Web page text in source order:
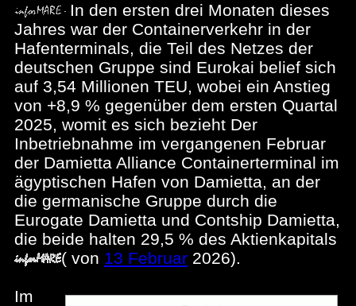
In den ersten drei Monaten dieses
Jahres war der Containerverkehr in der
Hafenterminals, die Teil des Netzes der
deutschen Gruppe sind Eurokai belief sich
auf 3,54 Millionen TEU, wobei ein Anstieg
von +8,9 % gegenüber dem ersten Quartal
2025, womit es sich bezieht Der
Inbetriebnahme im vergangenen Februar
der Damietta Alliance Containerterminal im
ägyptischen Hafen von Damietta, an der
die germanische Gruppe durch die
Eurogate Damietta und Contship Damietta,
die beide halten 29,5 % des Aktienkapitals
( von 13 Februar 2026).
Im